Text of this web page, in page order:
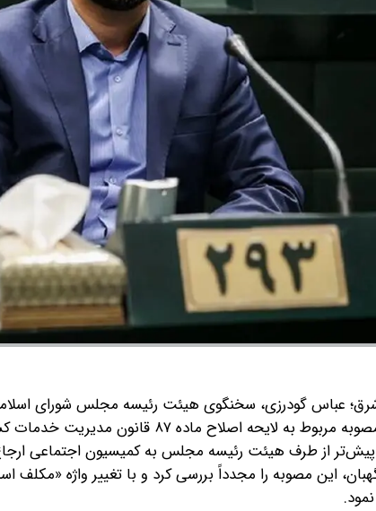
عباس گودرزی، سخنگوی هیئت رئیسه مجلس شورای
اصلاح ماده ۸۷ قانون مدیریت خدمات کشوری خبر داد.
از طرف هیئت رئیسه مجلس به کمیسیون اجتماعی
این مصوبه را مجدداً بررسی کرد و با تغییر واژه